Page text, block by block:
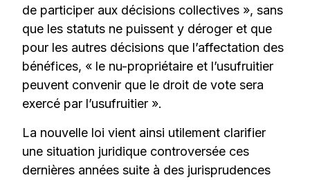
de participer aux décisions collectives », sans
que les statuts ne puissent y déroger et que
pour les autres décisions que l’affectation des
bénéfices, « le nu-propriétaire et l’usufruitier
peuvent convenir que le droit de vote sera
exercé par l’usufruitier ».
La nouvelle loi vient ainsi utilement clarifier
une situation juridique controversée ces
dernières années suite à des jurisprudences